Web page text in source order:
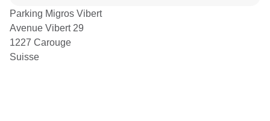
Parking Migros Vibert
Avenue Vibert 29
1227 Carouge
Suisse